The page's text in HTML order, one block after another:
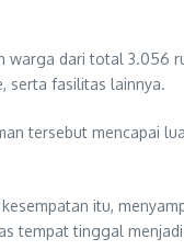
dari total 3.056
serta fasilitas lainnya.
tersebut mencapai
itu,
tempat tinggal